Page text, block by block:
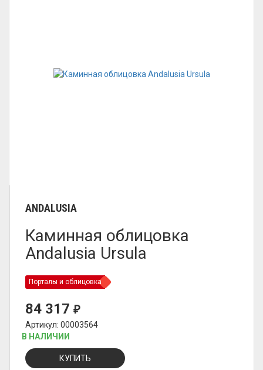
ANDALUSIA
Каминная облицовка
Andalusia Ursula
Порталы и облицовка
84 317 ₽
Артикул: 00003564
В НАЛИЧИИ
КУПИТЬ